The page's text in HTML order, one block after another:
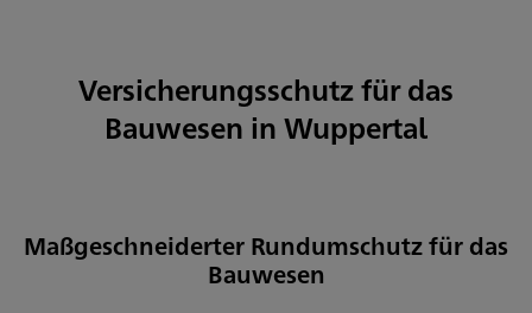
Versicherungsschutz für das
Bauwesen in Wuppertal
Maßgeschneiderter Rundumschutz für das
Bauwesen